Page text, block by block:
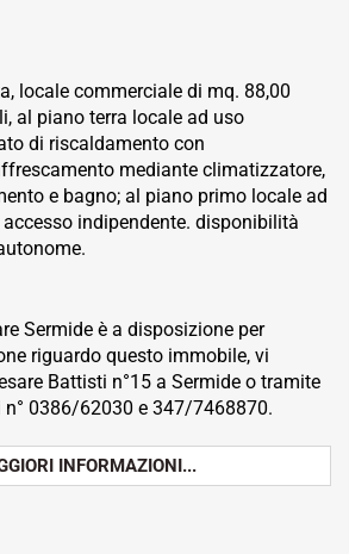
locale commerciale di mq. 88,00
al piano terra locale ad uso
di riscaldamento con
mediante climatizzatore,
e bagno; al piano primo locale ad
indipendente. disponibilità
Sermide è a disposizione per
riguardo questo immobile, vi
Battisti n°15 a Sermide o tramite
0386/62030 e 347/7468870.
INFORMAZIONI...